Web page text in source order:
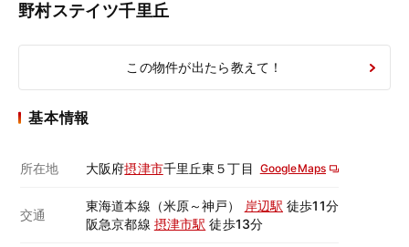
野村ステイツ千里丘
この物件が出たら教えて！
基本情報
所在地 大阪府摂津市千里丘東５丁目 GoogleMaps
交通
東海道本線（米原～神戸） 岸辺駅 徒歩11分
阪急京都線 摂津市駅 徒歩13分